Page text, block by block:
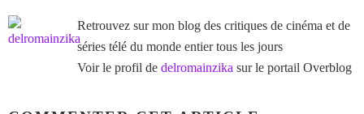
Retrouvez sur mon blog des critiques de cinéma et de
séries télé du monde entier tous les jours
Voir le profil de delromainzika sur le portail Overblog